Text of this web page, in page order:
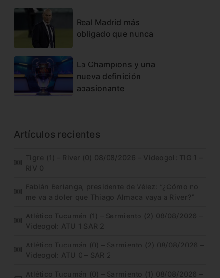
Real Madrid más
obligado que nunca
La Champions y una
nueva definición
apasionante
Artículos recientes
Tigre (1) – River (0) 08/08/2026 – Videogol: TIG 1 –
RIV 0
Fabián Berlanga, presidente de Vélez: “¿Cómo no
me va a doler que Thiago Almada vaya a River?”
Atlético Tucumán (1) – Sarmiento (2) 08/08/2026 –
Videogol: ATU 1 SAR 2
Atlético Tucumán (0) – Sarmiento (2) 08/08/2026 –
Videogol: ATU 0 – SAR 2
Atlético Tucumán (0) – Sarmiento (1) 08/08/2026 –